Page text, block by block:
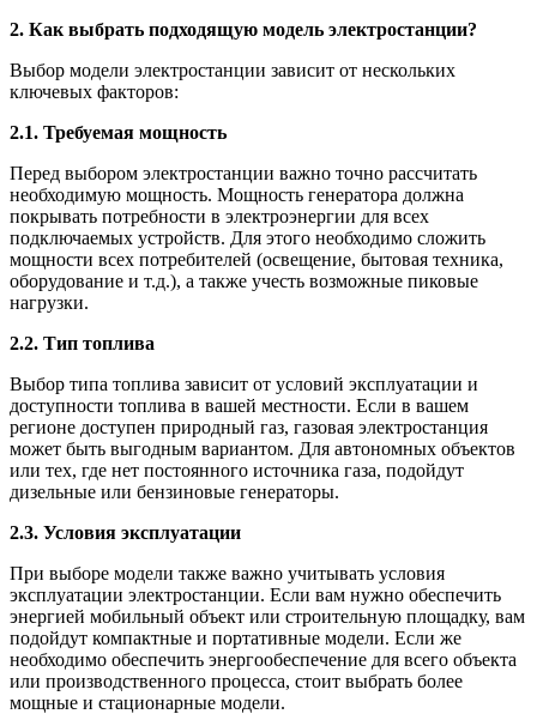
2. Как выбрать подходящую модель электростанции?
Выбор модели электростанции зависит от нескольких
ключевых факторов:
2.1. Требуемая мощность
Перед выбором электростанции важно точно рассчитать
необходимую мощность. Мощность генератора должна
покрывать потребности в электроэнергии для всех
подключаемых устройств. Для этого необходимо сложить
мощности всех потребителей (освещение, бытовая техника,
оборудование и т.д.), а также учесть возможные пиковые
нагрузки.
2.2. Тип топлива
Выбор типа топлива зависит от условий эксплуатации и
доступности топлива в вашей местности. Если в вашем
регионе доступен природный газ, газовая электростанция
может быть выгодным вариантом. Для автономных объектов
или тех, где нет постоянного источника газа, подойдут
дизельные или бензиновые генераторы.
2.3. Условия эксплуатации
При выборе модели также важно учитывать условия
эксплуатации электростанции. Если вам нужно обеспечить
энергией мобильный объект или строительную площадку, вам
подойдут компактные и портативные модели. Если же
необходимо обеспечить энергообеспечение для всего объекта
или производственного процесса, стоит выбрать более
мощные и стационарные модели.